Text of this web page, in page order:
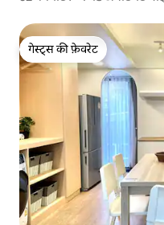
गेस्ट्स की फ़ेवरेट
गेस्ट्स की फ़ेवरेट